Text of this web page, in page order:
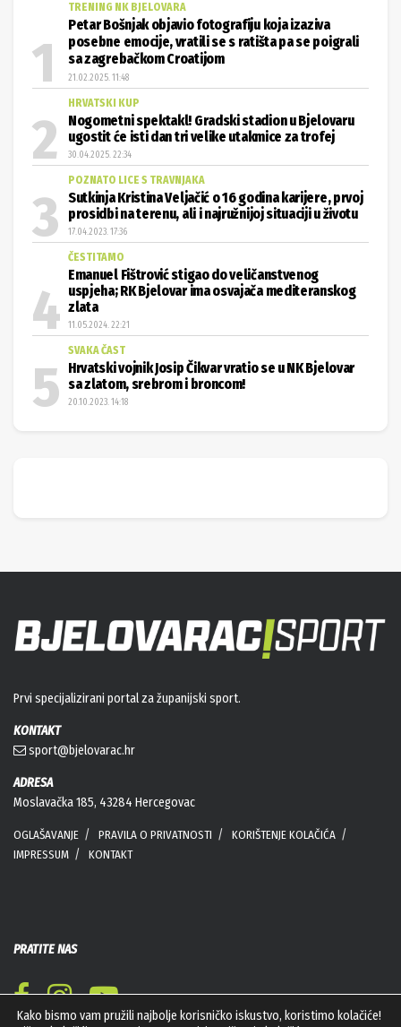
TRENING NK BJELOVARA
Petar Bošnjak objavio fotografiju koja izaziva
posebne emocije, vratili se s ratišta pa se poigrali
sa zagrebačkom Croatijom
21.02.2025. 11:48
HRVATSKI KUP
Nogometni spektakl! Gradski stadion u Bjelovaru
ugostit će isti dan tri velike utakmice za trofej
30.04.2025. 22:34
POZNATO LICE S TRAVNJAKA
Sutkinja Kristina Veljačić o 16 godina karijere, prvoj
prosidbi na terenu, ali i najružnijoj situaciji u životu
17.04.2023. 17:36
ČESTITAMO
Emanuel Fištrović stigao do veličanstvenog
uspjeha; RK Bjelovar ima osvajača mediteranskog
zlata
11.05.2024. 22:21
SVAKA ČAST
Hrvatski vojnik Josip Čikvar vratio se u NK Bjelovar
sa zlatom, srebrom i broncom!
20.10.2023. 14:18
Prvi specijalizirani portal za županijski sport.
KONTAKT
sport@bjelovarac.hr
ADRESA
Moslavačka 185, 43284 Hercegovac
OGLAŠAVANJE PRAVILA O PRIVATNOSTI
KORIŠTENJE KOLAČIĆA
IMPRESSUM
KONTAKT
PRATITE NAS
Kako bismo vam pružili najbolje korisničko iskustvo, koristimo kolačiće!